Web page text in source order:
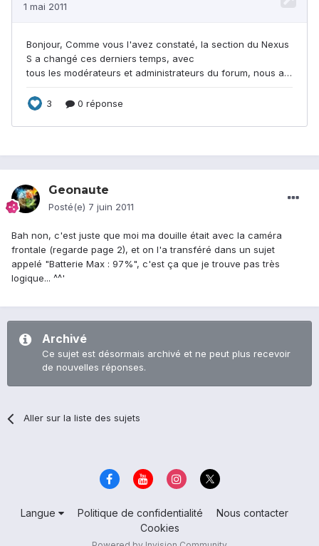
Geonaute
Posté(e) 7 juin 2011
Bah non, c'est juste que moi ma douille était avec la caméra
frontale (regarde page 2), et on l'a transféré dans un sujet
appelé "Batterie Max : 97%", c'est ça que je trouve pas très
logique... ^^'
Archivé
Ce sujet est désormais archivé et ne peut plus recevoir
de nouvelles réponses.
Aller sur la liste des sujets
Langue Politique de confidentialité
Nous contacter
Cookies